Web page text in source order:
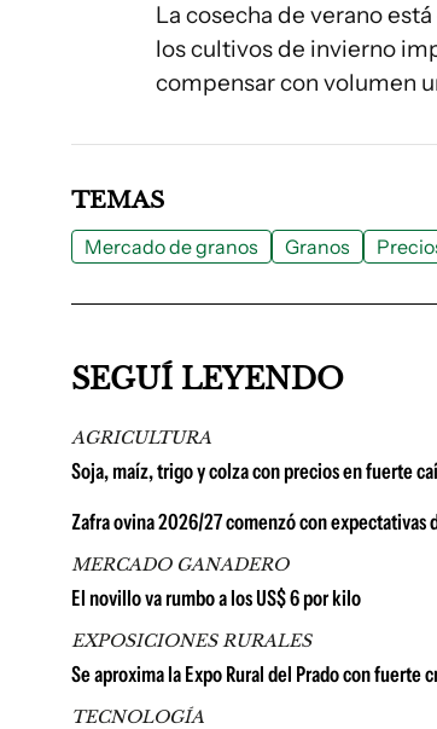
La cosecha de verano
los cultivos de invierno
compensar con volumen
TEMAS
Mercado de granos Granos
SEGUÍ LEYENDO
AGRICULTURA
Soja, maíz, trigo y colza con precios en fuerte
Zafra ovina 2026/27 comenzó con expectativas
MERCADO GANADERO
El novillo va rumbo a los US$ 6 por kilo
EXPOSICIONES RURALES
Se aproxima la Expo Rural del Prado con fuerte
TECNOLOGÍA